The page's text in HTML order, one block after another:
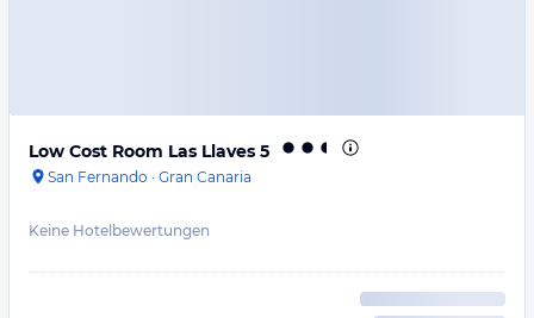
Low Cost Room Las Llaves 5
San Fernando · Gran Canaria
Keine Hotelbewertungen